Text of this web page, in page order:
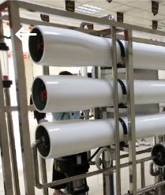
HAUS
PRODUKTE
ÜBER
Water
Treatment
Equipment
Co.,
Ltd..
All
Rights
Reserved.